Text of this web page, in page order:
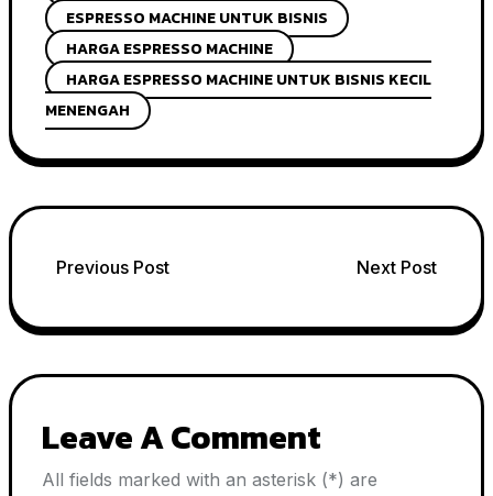
ESPRESSO MACHINE UNTUK BISNIS
HARGA ESPRESSO MACHINE
HARGA ESPRESSO MACHINE UNTUK BISNIS KECIL
MENENGAH
Post
navigation
Previous Post Next Post
Leave A Comment
All fields marked with an asterisk (*) are